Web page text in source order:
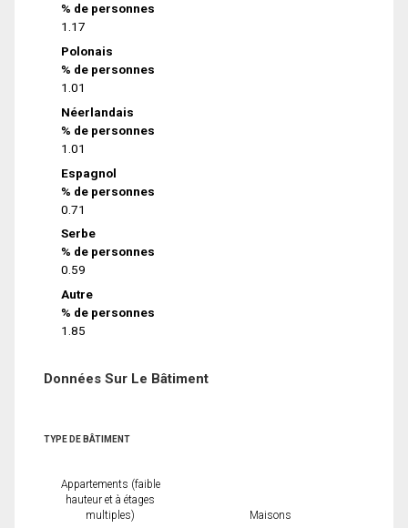
% de personnes
1.17
Polonais
% de personnes
1.01
Néerlandais
% de personnes
1.01
Espagnol
% de personnes
0.71
Serbe
% de personnes
0.59
Autre
% de personnes
1.85
Données Sur Le Bâtiment
TYPE DE BÂTIMENT
Appartements (faible
hauteur et à étages
multiples)
Maisons